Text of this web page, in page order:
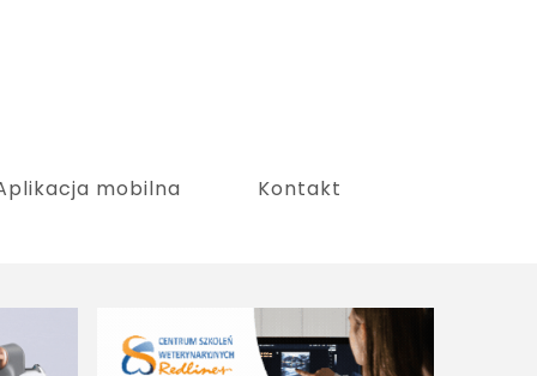
mobilna Kontakt